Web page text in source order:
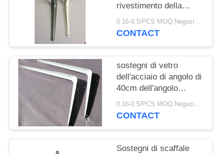
rivestimento della
polvere di colore della
ruggine del sostegno di
0.16-0.5/PCS MOQ:Negoziabile
CONTACT
sostegni di vetro
dell'acciaio di angolo di
40cm dell'angolo
decorativo 50cm del
supporto a mensola
0.16-0.5/PCS MOQ:Negoziabile
CONTACT
Sostegni di scaffale